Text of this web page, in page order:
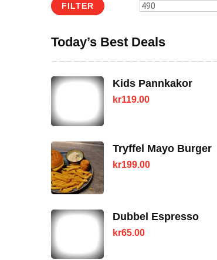
price
FILTER
Today’s Best Deals
Kids Pannkakor
kr119.00
Tryffel Mayo Burger
kr199.00
Dubbel Espresso
kr65.00